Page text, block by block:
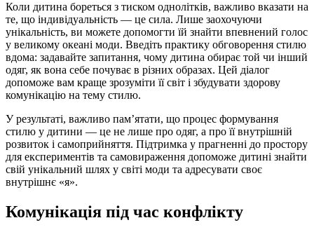
Коли дитина бореться з тиском однолітків, важливо вказати на
те, що індивідуальність — це сила. Лише заохочуючи
унікальність, ви можете допомогти їй знайти впевнений голос
у великому океані моди. Введіть практику обговорення стилю
вдома: задавайте запитання, чому дитина обирає той чи інший
одяг, як вона себе почуває в різних образах. Цей діалог
допоможе вам краще зрозуміти її світ і збудувати здорову
комунікацію на тему стилю.
У результаті, важливо пам’ятати, що процес формування
стилю у дитини — це не лише про одяг, а про її внутрішній
розвиток і самоприйняття. Підтримка у прагненні до простору
для експериментів та самовираження допоможе дитині знайти
свій унікальний шлях у світі моди та адресувати своє
внутрішнє «я».
Комунікація під час конфлікту